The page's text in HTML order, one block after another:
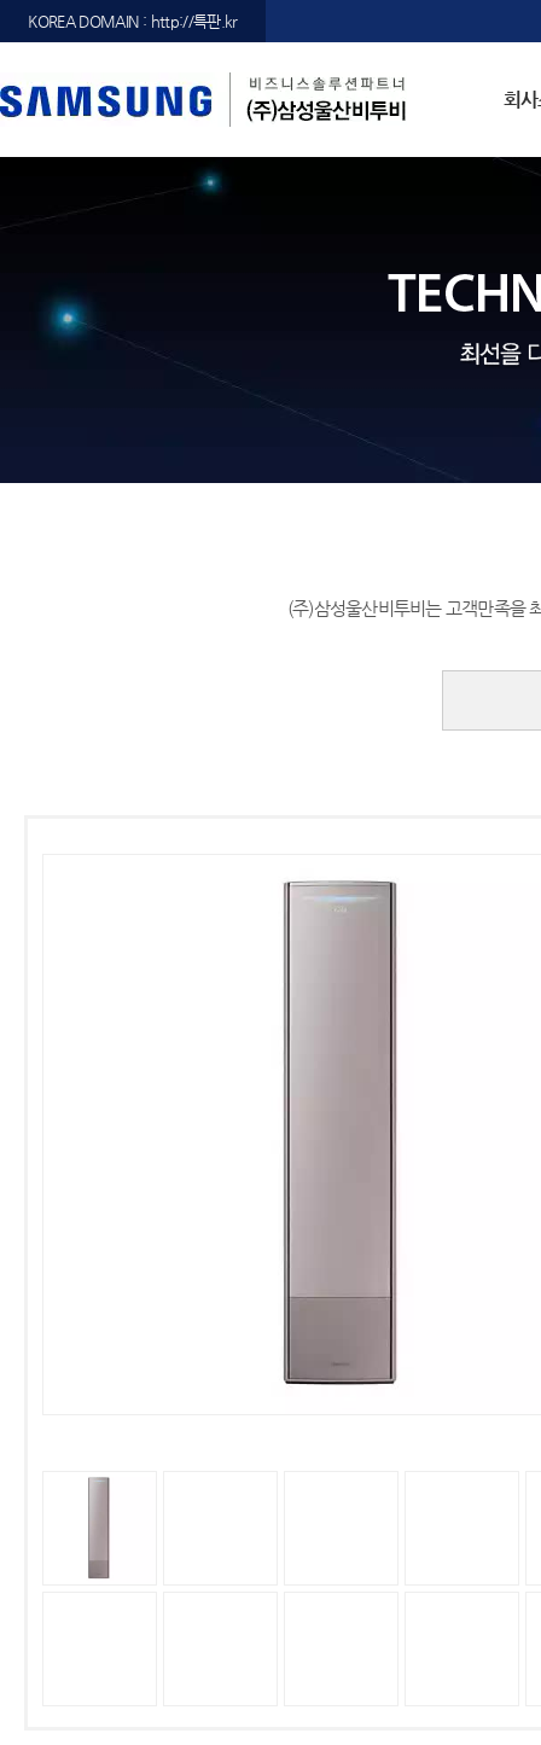
KOREA DOMAIN : http://특판.kr
회
(주)삼성울산비투비는 고객만족을